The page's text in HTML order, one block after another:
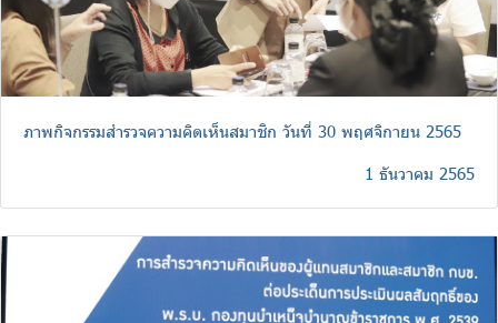
ภาพกิจกรรมสำรวจความคิดเห็นสมาชิก วันที่ 30 พฤศจิกายน 2565
1 ธันวาคม 2565